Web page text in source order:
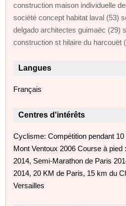
construction maison individuelle
société concept habitat laval (53)
delgado architectes guimaëc (29)
construction st hilaire du harcouët
Langues
Français
Centres d'intérêts
Cyclisme: Compétition pendant
Mont Ventoux 2006 Course à pied
2014, Semi-Marathon de Paris
2014, 20 KM de Paris, 15 km du
Versailles